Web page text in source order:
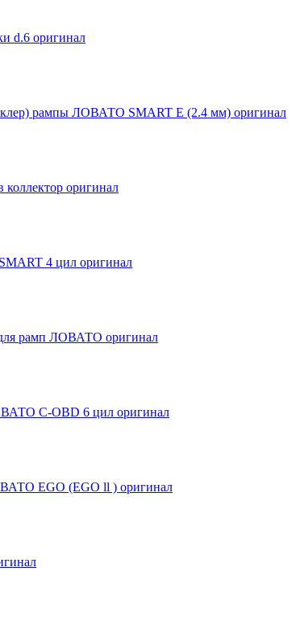
d.6 оригинал
рампы ЛОВАТО SMART E (2.4 мм) оригинал
оригинал
4 цил оригинал
рамп ЛОВАТО оригинал
C-OBD 6 цил оригинал
EGO (EGO ll ) оригинал